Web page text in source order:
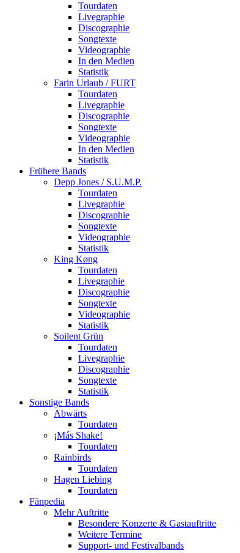
Tourdaten
Livegraphie
Discographie
Songtexte
Videographie
In den Medien
Statistik
Farin Urlaub / FURT
Tourdaten
Livegraphie
Discographie
Songtexte
Videographie
In den Medien
Statistik
Frühere Bands
Depp Jones / S.U.M.P.
Tourdaten
Livegraphie
Discographie
Songtexte
Videographie
Statistik
King Køng
Tourdaten
Livegraphie
Discographie
Songtexte
Videographie
Statistik
Soilent Grün
Tourdaten
Livegraphie
Discographie
Songtexte
Statistik
Sonstige Bands
Abwärts
Tourdaten
¡Más Shake!
Tourdaten
Rainbirds
Tourdaten
Hagen Liebing
Tourdaten
Fänpedia
Mehr Auftritte
Besondere Konzerte & Gastauftritte
Weitere Termine
Support- und Festivalbands